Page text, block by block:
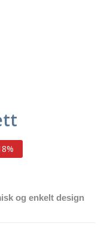
og enkelt design